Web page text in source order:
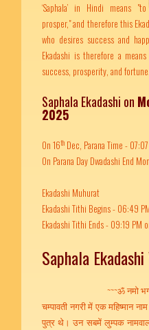
‘Saphala’ in Hindi means "to
prosper," and therefore this
who desires success and
Ekadashi is therefore a
success, prosperity, and fortune.
Saphala Ekadashi on
2025
On 16th Dec, Parana Time -
On Parana Day Dwadashi End
Ekadashi Muhurat
Ekadashi Tithi Begins - 06:49
Ekadashi Tithi Ends - 09:19 PM
Saphala
~~~ॐ नमो
चम्पावती नगरी में एक महिष्मान
पुत्र थे। उन सबमें लुम्पक नामवाला